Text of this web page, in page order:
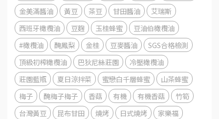
金美滿醬油
黃豆 茶豆 甘田醬油
艾瑞斯
西班牙橄欖油
豆麴 玉桂蜂蜜
豆油伯橄欖油
#橄欖油
醃鳳梨 金桂 豆麥醬油
SGS合格檢測
頂級初榨橄欖油
巴狄尼絲莊園
冷壓橄欖油
莊園藍瓶
夏日涼拌菜 蜜戀白千層蜂蜜
山茶蜂蜜
梅子
醃梅子梅子 香菇 有機 有機香菇
竹筍
台灣黃豆
昆布甘田 燒烤 日式燒烤
家樂福